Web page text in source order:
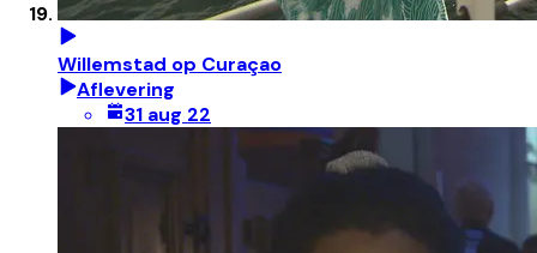
Willemstad op Curaçao
Aflevering
31 aug 22